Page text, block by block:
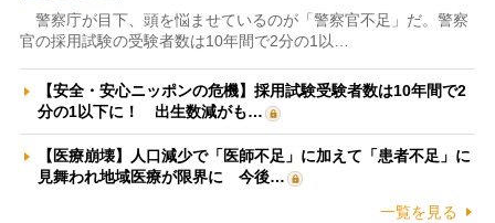
警察庁が目下、頭を悩ませているのが「警察官不足」だ。警察
官の採用試験の受験者数は10年間で2分の1以…
【安全・安心ニッポンの危機】採用試験受験者数は10年間で2
分の1以下に！ 出生数減がも…
【医療崩壊】人口減少で「医師不足」に加えて「患者不足」に
見舞われ地域医療が限界に 今後…
一覧を見る